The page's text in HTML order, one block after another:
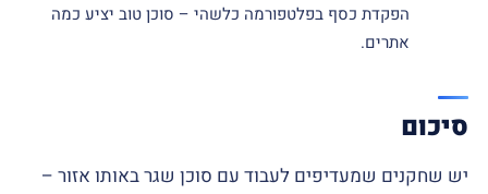
הפקדת כסף בפלטפורמה כלשהי – סוכן טוב יציע כמה
אתרים.
סיכום
יש שחקנים שמעדיפים לעבוד עם סוכן שגר באותו אזור –